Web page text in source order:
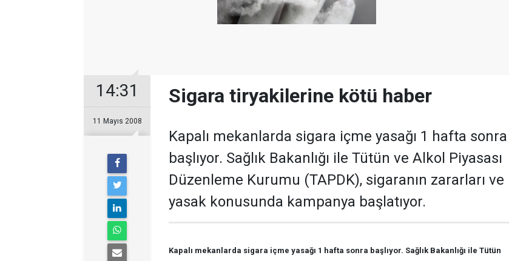
14:31
11 Mayıs 2008
Sigara tiryakilerine kötü haber
Kapalı mekanlarda sigara içme yasağı 1 hafta sonra
başlıyor. Sağlık Bakanlığı ile Tütün ve Alkol Piyasası
Düzenleme Kurumu (TAPDK), sigaranın zararları ve
yasak konusunda kampanya başlatıyor.
Kapalı mekanlarda sigara içme yasağı 1 hafta sonra başlıyor. Sağlık Bakanlığı ile Tütün